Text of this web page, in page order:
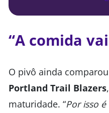
“A comida
O pivô ainda
Portland Trail Blazers
maturidade. “Por isso